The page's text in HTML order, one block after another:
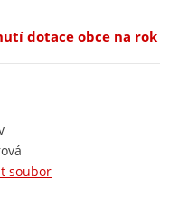
dotace obce na rok
soubor